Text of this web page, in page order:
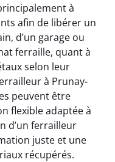
à
afin de libérer un
d’un garage ou
ferraille, quant à
selon leur
à Prunay-
peuvent être
flexible adaptée à
d’un ferrailleur
juste et une
récupérés.